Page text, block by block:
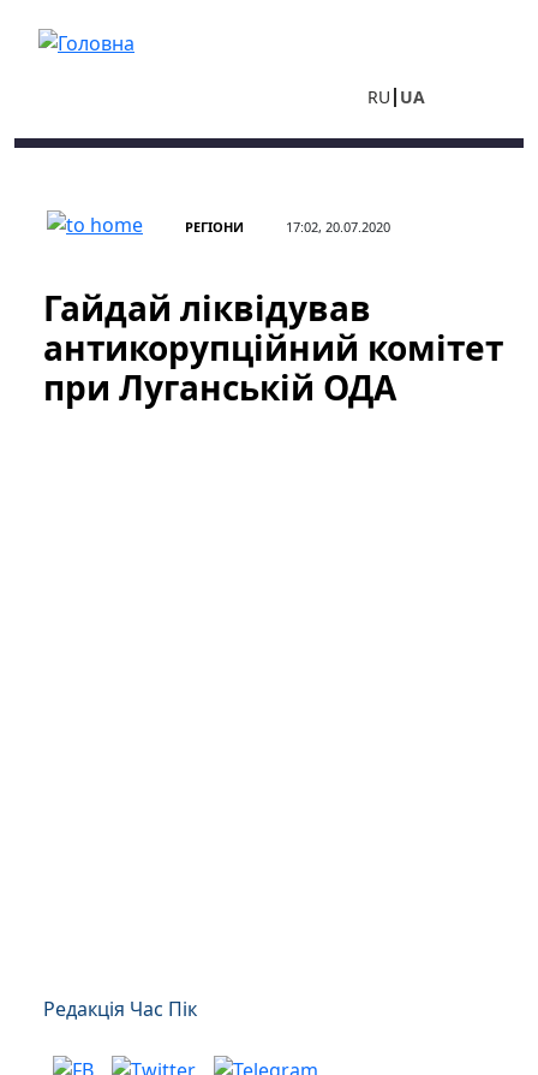
RU UA
РЕГІОНИ 17:02, 20.07.2020
Гайдай ліквідував
антикорупційний комітет
при Луганській ОДА
Редакція Час Пік